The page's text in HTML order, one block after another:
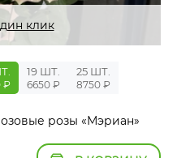
клик
₽
19 ШТ.
6650 ₽
25 ШТ.
8750 ₽
розы «Мэриан»